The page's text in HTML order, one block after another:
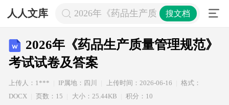
人人文库 2026年《药品生产质量管理规范》考
搜文档
2026年《药品生产质量管理规范》
考试试卷及答案
上传人：1*** IP属地：四川 上传时间：2026-06-16
格式：
DOCX
页数：15 大小：25.44KB 积分：10